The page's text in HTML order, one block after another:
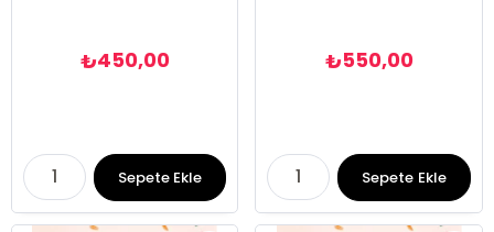
₺450,00
Sepete Ekle
₺550,00
Sepete Ekle